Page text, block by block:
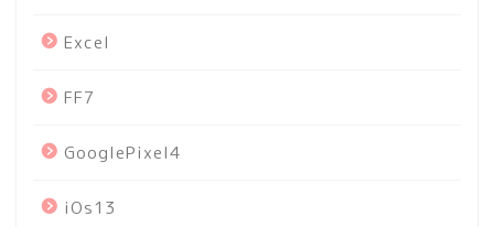
Excel
FF7
GooglePixel4
iOs13